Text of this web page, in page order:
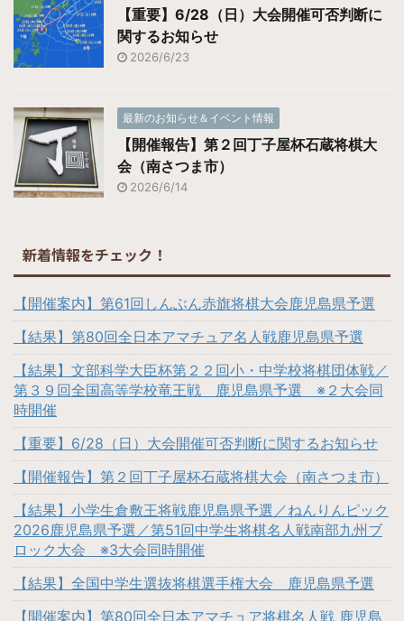
【重要】6/28（日）大会開催可否判断に
関するお知らせ
2026/6/23
最新のお知らせ＆イベント情報
【開催報告】第２回丁子屋杯石蔵将棋大
会（南さつま市）
2026/6/14
新着情報をチェック！
【開催案内】第61回しんぶん赤旗将棋大会鹿児島県予選
【結果】第80回全日本アマチュア名人戦鹿児島県予選
【結果】文部科学大臣杯第２２回小・中学校将棋団体戦／
第３９回全国高等学校竜王戦 鹿児島県予選 ※２大会同
時開催
【重要】6/28（日）大会開催可否判断に関するお知らせ
【開催報告】第２回丁子屋杯石蔵将棋大会（南さつま市）
【結果】小学生倉敷王将戦鹿児島県予選／ねんりんピック
2026鹿児島県予選／第51回中学生将棋名人戦南部九州ブ
ロック大会 ※3大会同時開催
【結果】全国中学生選抜将棋選手権大会 鹿児島県予選
【開催案内】第80回全日本アマチュア将棋名人戦 鹿児島